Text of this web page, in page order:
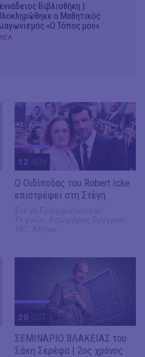
Βιβλιοθήκη |
ο Μαθητικός
«Ο Τόπος μου»
12 NOV
O Οιδίποδας του Robert Icke
επιστρέφει στη Στέγη
20 OCT
ΣΕΜΙΝΑΡΙΟ ΒΛΑΚΕΙΑΣ του
Σάκη Σερέφα | 2ος χρόνος